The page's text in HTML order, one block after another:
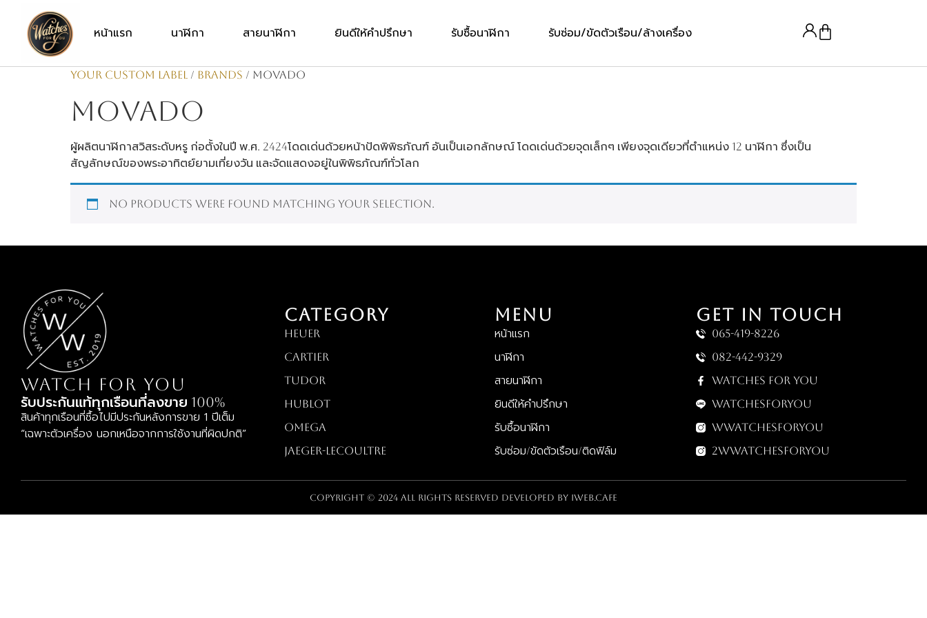
หน้าแรก นาฬิกา สายนาฬิกา ยินดีให้คำปรึกษา รับซื้อนาฬิกา รับซ่อม/ขัดตัวเรือน/ล้างเครื่อง
Your Custom Label / Brands / Movado
Movado
ผู้ผลิตนาฬิกาสวิสระดับหรู ก่อตั้งในปี พ.ศ. 2424โดดเด่นด้วยหน้าปัดพิพิธภัณฑ์ อันเป็นเอกลักษณ์ โดดเด่นด้วยจุดเล็กๆ เพียงจุดเดียวที่ตำแหน่ง 12 นาฬิกา ซึ่งเป็น
สัญลักษณ์ของพระอาทิตย์ยามเที่ยงวัน และจัดแสดงอยู่ในพิพิธภัณฑ์ทั่วโลก
No products were found matching your selection.
WATCH FOR YOU
รับประกันแท้ทุกเรือนที่ลงขาย 100%
สินค้าทุกเรือนที่ซื้อไปมีประกันหลังการขาย 1 ปีเต็ม
“เฉพาะตัวเครื่อง นอกเหนือจากการใช้งานที่ผิดปกติ”
CATEGORY
HEUER
Cartier
TUDOR
Hublot
OMEGA
Jaeger-LeCoultre
MENU
หน้าแรก
นาฬิกา
สายนาฬิกา
ยินดีให้คำปรึกษา
รับซื้อนาฬิกา
รับซ่อม/ขัดตัวเรือน/ติดฟิล์ม
GET IN TOUCH
065-419-8226
082-442-9329
Watches for you
Watchesforyou
wwatchesforyou
2wwatchesforyou
Copyright © 2024 All rights reserved Developed by iWeb.cafe